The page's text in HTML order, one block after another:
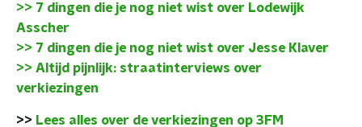
>> 7 dingen die je nog niet wist over Lodewijk
Asscher
>> 7 dingen die je nog niet wist over Jesse Klaver
>> Altijd pijnlijk: straatinterviews over
verkiezingen
>> Lees alles over de verkiezingen op 3FM